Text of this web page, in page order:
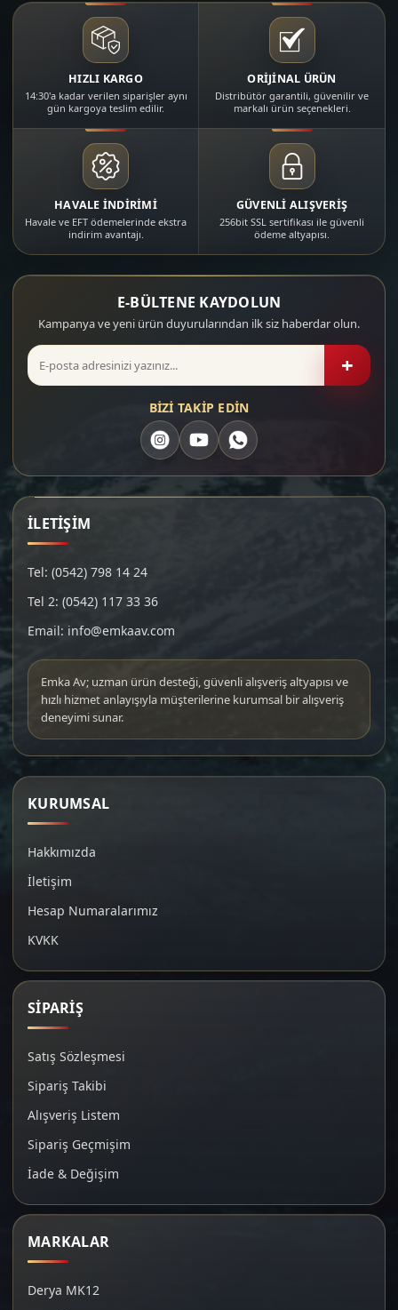
HIZLI KARGO
14:30'a kadar verilen siparişler aynı
gün kargoya teslim edilir.
ORİJİNAL ÜRÜN
Distribütör garantili, güvenilir ve
markalı ürün seçenekleri.
HAVALE İNDİRİMİ
Havale ve EFT ödemelerinde ekstra
indirim avantajı.
GÜVENLİ ALIŞVERİŞ
256bit SSL sertifikası ile güvenli
ödeme altyapısı.
E-BÜLTENE KAYDOLUN
Kampanya ve yeni ürün duyurularından ilk siz haberdar olun.
+
BİZİ TAKİP EDİN
İLETİŞİM
Tel: (0542) 798 14 24
Tel 2: (0542) 117 33 36
Email: info@emkaav.com
Emka Av; uzman ürün desteği, güvenli alışveriş altyapısı ve
hızlı hizmet anlayışıyla müşterilerine kurumsal bir alışveriş
deneyimi sunar.
KURUMSAL
Hakkımızda
İletişim
Hesap Numaralarımız
KVKK
SİPARİŞ
Satış Sözleşmesi
Sipariş Takibi
Alışveriş Listem
Sipariş Geçmişim
İade & Değişim
MARKALAR
Derya MK12